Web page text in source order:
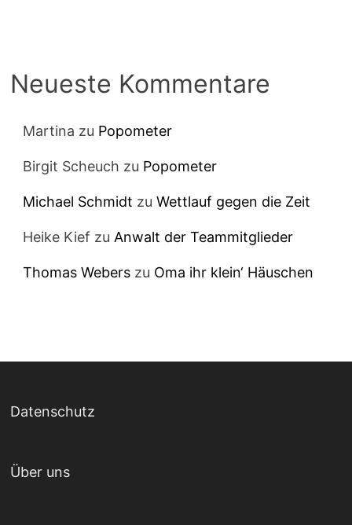
Neueste Kommentare
Martina zu Popometer
Birgit Scheuch zu Popometer
Michael Schmidt zuWettlauf gegen die Zeit
Heike Kief zu Anwalt der Teammitglieder
Thomas Webers zu Oma ihr klein‘ Häuschen
Datenschutz
Über uns